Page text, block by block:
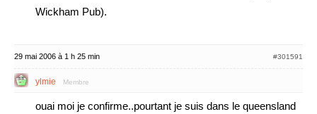
Wickham Pub).
29 mai 2006 à 1 h 25 min #301591
ylmie Membre
ouai moi je confirme..pourtant je suis dans le queensland